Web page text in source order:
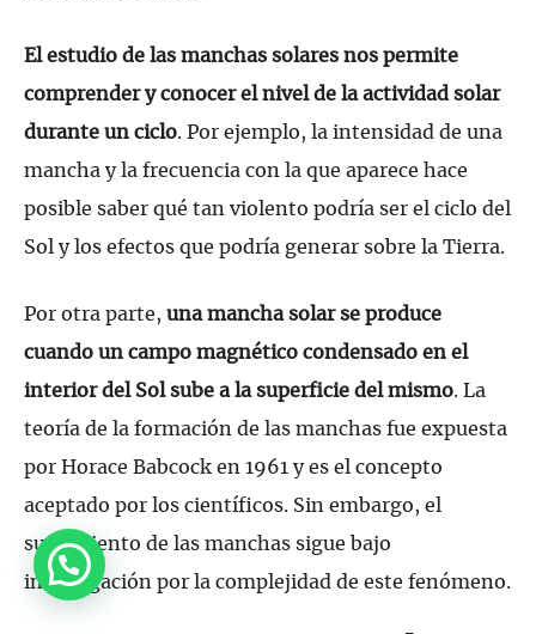
El estudio de las manchas solares nos permite
comprender y conocer el nivel de la actividad solar
durante un ciclo. Por ejemplo, la intensidad de una
mancha y la frecuencia con la que aparece hace
posible saber qué tan violento podría ser el ciclo del
Sol y los efectos que podría generar sobre la Tierra.
Por otra parte, una mancha solar se produce
cuando un campo magnético condensado en el
interior del Sol sube a la superficie del mismo. La
teoría de la formación de las manchas fue expuesta
por Horace Babcock en 1961 y es el concepto
aceptado por los científicos. Sin embargo, el
surgimiento de las manchas sigue bajo
investigación por la complejidad de este fenómeno.